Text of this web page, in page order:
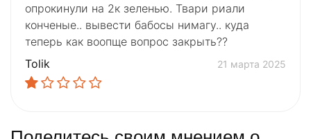
опрокинули на 2к зеленью. Твари риали
конченые.. вывести бабосы нимагу.. куда
теперь как воопще вопрос закрыть??
Tolik
21 марта 2025